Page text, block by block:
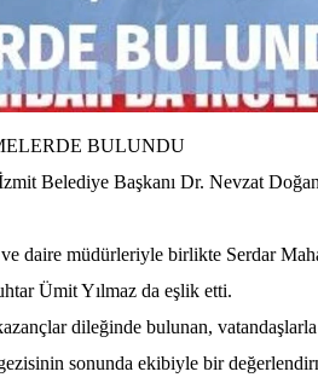
BULUNDU
Belediye Başkanı Dr. Nevzat
daire müdürleriyle birlikte Serdar
Ümit Yılmaz da eşlik etti.
dileğinde bulunan, vatandaşlarla
sonunda ekibiyle bir